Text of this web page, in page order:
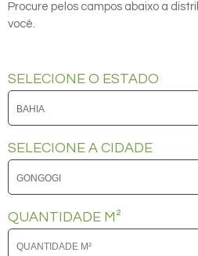
Procure pelos campos abaixo a
você.
SELECIONE O ESTADO
SELECIONE A CIDADE
QUANTIDADE M²